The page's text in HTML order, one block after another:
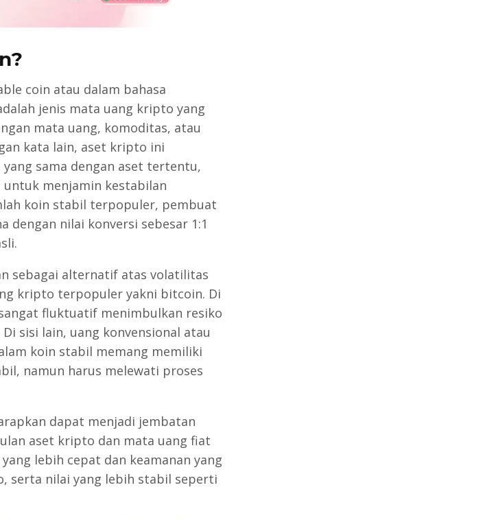
coin atau dalam bahasa
jenis mata uang kripto yang
mata uang, komoditas, atau
kata lain, aset kripto ini
sama dengan aset tertentu,
untuk menjamin kestabilan
koin stabil terpopuler, pembuat
dengan nilai konversi sebesar 1:1
sebagai alternatif atas volatilitas
kripto terpopuler yakni bitcoin. Di
fluktuatif menimbulkan resiko
sisi lain, uang konvensional atau
koin stabil memang memiliki
namun harus melewati proses
dapat menjadi jembatan
aset kripto dan mata uang fiat
lebih cepat dan keamanan yang
serta nilai yang lebih stabil seperti